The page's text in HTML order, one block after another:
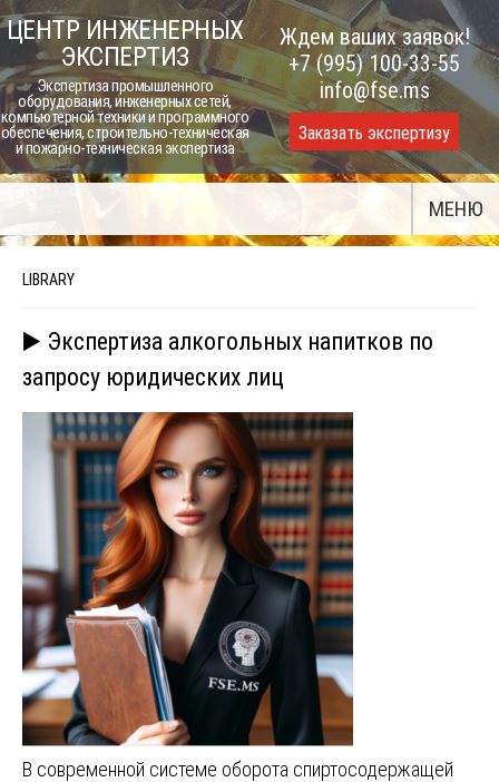
Skip
to
content
ЦЕНТР ИНЖЕНЕРНЫХ
ЭКСПЕРТИЗ
Экспертиза промышленного
оборудования, инженерных сетей,
компьютерной техники и программного
обеспечения, строительно-техническая
и пожарно-техническая экспертиза
Ждем ваших заявок!
+7 (995) 100-33-55
info@fse.ms
Заказать экспертизу
МЕНЮ
LIBRARY
▶️ Экспертиза алкогольных напитков по
запросу юридических лиц
В современной системе оборота спиртосодержащей